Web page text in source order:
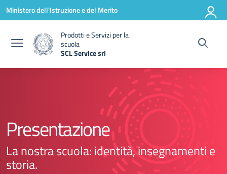
Vai ai contenuti
Vai al menu di navigazione
Vai al footer
Ministero dell'Istruzione e del Merito
Prodotti e Servizi per la
scuola
SCL Service srl
Presentazione
La nostra scuola: identità, insegnamenti e
storia.